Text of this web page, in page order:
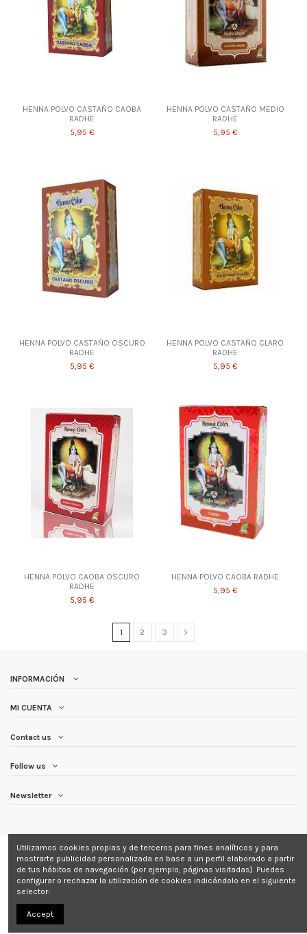
HENNA POLVO CASTAÑO CAOBA
RADHE
5,95 €
HENNA POLVO CASTAÑO MEDIO
RADHE
5,95 €
HENNA POLVO CASTAÑO OSCURO
RADHE
5,95 €
HENNA POLVO CASTAÑO CLARO
RADHE
5,95 €
HENNA POLVO CAOBA OSCURO
RADHE
5,95 €
HENNA POLVO CAOBA RADHE
5,95 €
1 2 3
INFORMACIÓN
MI CUENTA
Contact us
Follow us
Newsletter
Copyright © 2025 Farma Mas Natural | Desarrollado por
SoyDigital Network,
Todos los derechos reservados
de Privacidad
Utilizamos cookies propias y de terceros para fines analíticos y para
mostrarte publicidad personalizada en base a un perfil elaborado a partir
de tus hábitos de navegación (por ejemplo, páginas visitadas). Puedes
configurar o rechazar la utilización de cookies indicándolo en el siguiente
selector:
Accept